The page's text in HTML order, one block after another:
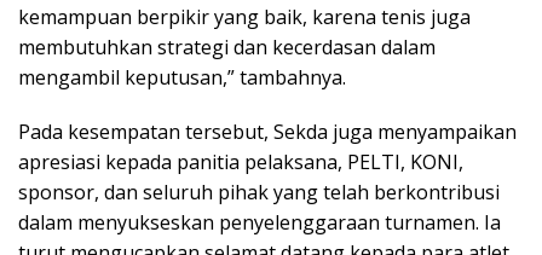
kemampuan berpikir yang baik, karena tenis juga
membutuhkan strategi dan kecerdasan dalam
mengambil keputusan,” tambahnya.
Pada kesempatan tersebut, Sekda juga menyampaikan
apresiasi kepada panitia pelaksana, PELTI, KONI,
sponsor, dan seluruh pihak yang telah berkontribusi
dalam menyukseskan penyelenggaraan turnamen. Ia